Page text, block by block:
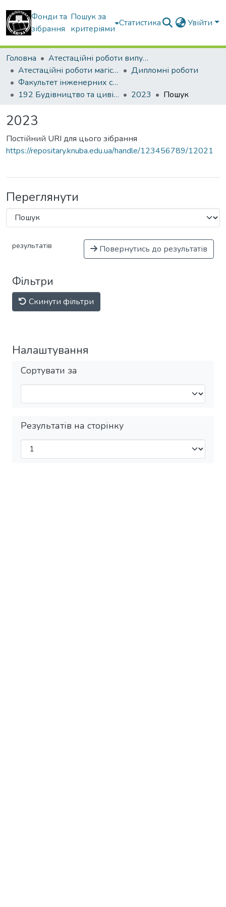
Фонди та
зібрання
Пошук за
критеріями
Статистика Увійти
Головна
Атестаційні роботи випускників
Атестаційні роботи магістрів
Дипломні роботи
Факультет інженерних систем та екології
192 Будівництво та цивільна інженерія. Теплогазопостачання і вентиляція
2023 Пошук
2023
Постійний URI для цього зібрання
https://repositary.knuba.edu.ua/handle/123456789/12021
Переглянути
результатів Повернутись до результатів
Фільтри
Скинути фільтри
Налаштування
Сортувати за
Результатів на сторінку